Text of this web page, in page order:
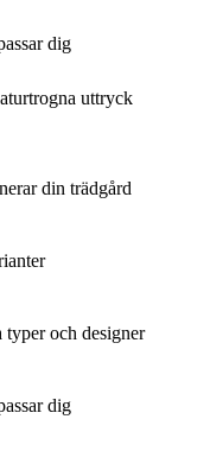
dig
uttryck
din trädgård
och designer
dig